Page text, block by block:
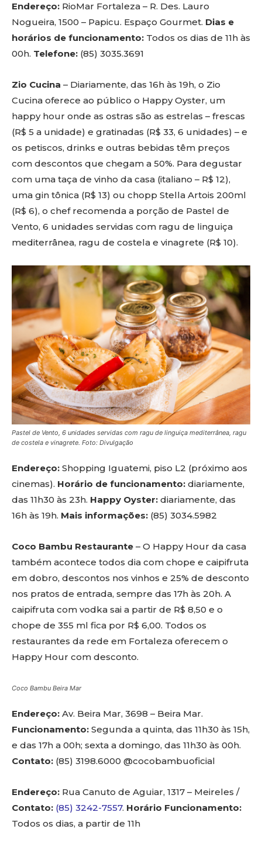
Endereço: RioMar Fortaleza – R. Des. Lauro
Nogueira, 1500 – Papicu. Espaço Gourmet. Dias e
horários de funcionamento: Todos os dias de 11h às
00h. Telefone: (85) 3035.3691
Zio Cucina – Diariamente, das 16h às 19h, o Zio
Cucina oferece ao público o Happy Oyster, um
happy hour onde as ostras são as estrelas – frescas
(R$ 5 a unidade) e gratinadas (R$ 33, 6 unidades) – e
os petiscos, drinks e outras bebidas têm preços
com descontos que chegam a 50%. Para degustar
com uma taça de vinho da casa (italiano – R$ 12),
uma gin tônica (R$ 13) ou chopp Stella Artois 200ml
(R$ 6), o chef recomenda a porção de Pastel de
Vento, 6 unidades servidas com ragu de linguiça
mediterrânea, ragu de costela e vinagrete (R$ 10).
Pastel de Vento, 6 unidades servidas com ragu de linguiça mediterrânea, ragu
de costela e vinagrete. Foto: Divulgação
Endereço: Shopping Iguatemi, piso L2 (próximo aos
cinemas). Horário de funcionamento: diariamente,
das 11h30 às 23h. Happy Oyster: diariamente, das
16h às 19h. Mais informações: (85) 3034.5982
Coco Bambu Restaurante – O Happy Hour da casa
também acontece todos dia com chope e caipifruta
em dobro, descontos nos vinhos e 25% de desconto
nos pratos de entrada, sempre das 17h às 20h. A
caipifruta com vodka sai a partir de R$ 8,50 e o
chope de 355 ml fica por R$ 6,00. Todos os
restaurantes da rede em Fortaleza oferecem o
Happy Hour com desconto.
Coco Bambu Beira Mar
Endereço: Av. Beira Mar, 3698 – Beira Mar.
Funcionamento: Segunda a quinta, das 11h30 às 15h,
e das 17h a 00h; sexta a domingo, das 11h30 às 00h.
Contato: (85) 3198.6000 @cocobambuoficial
Endereço: Rua Canuto de Aguiar, 1317 – Meireles /
Contato: (85) 3242-7557. Horário Funcionamento:
Todos os dias, a partir de 11h